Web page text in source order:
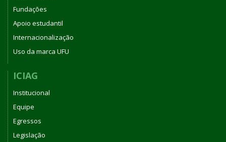
Fundações
Apoio estudantil
Internacionalização
Uso da marca UFU
ICIAG
Institucional
Equipe
Egressos
Legislação